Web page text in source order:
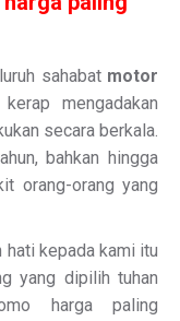
sahabat motor
mengadakan
secara berkala.
bahkan hingga
orang-orang yang
hati kepada kami itu
yang dipilih tuhan
harga paling